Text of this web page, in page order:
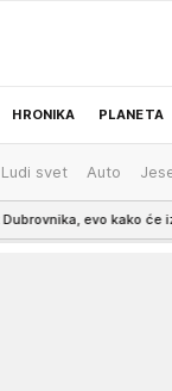
HRONIKA PLANETA
Ludi svet Auto
će izgledati 15:11